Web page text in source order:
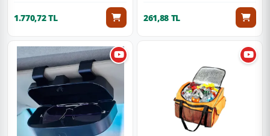
1.770,72 TL 261,88 TL